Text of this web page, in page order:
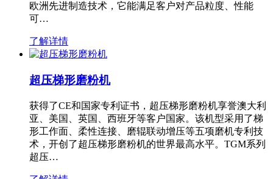
欧洲先进制造技术，它能满足客户对产品粒度、性能
可…
了解详情
超压梯形磨粉机
获得了CE和国家专利证书，超压梯形磨粉机享誉澳大利
亚、美国、英国、西班牙等客户国家。该机型采用了梯
形工作面、柔性连接、磨辊联动增压等五项磨机专利技
术，开创了超压梯形磨粉机的世界最高水平。TGM系列
超压…